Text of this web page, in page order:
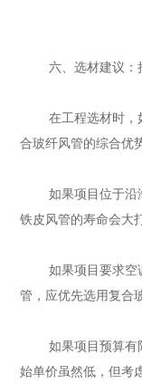
六、选材建议：
在工程选材时，
合玻纤风管的综合优
如果项目位于
铁皮风管的寿命会大
如果项目要求
管，应优先选用复合
如果项目预算
始单价虽然低，但考